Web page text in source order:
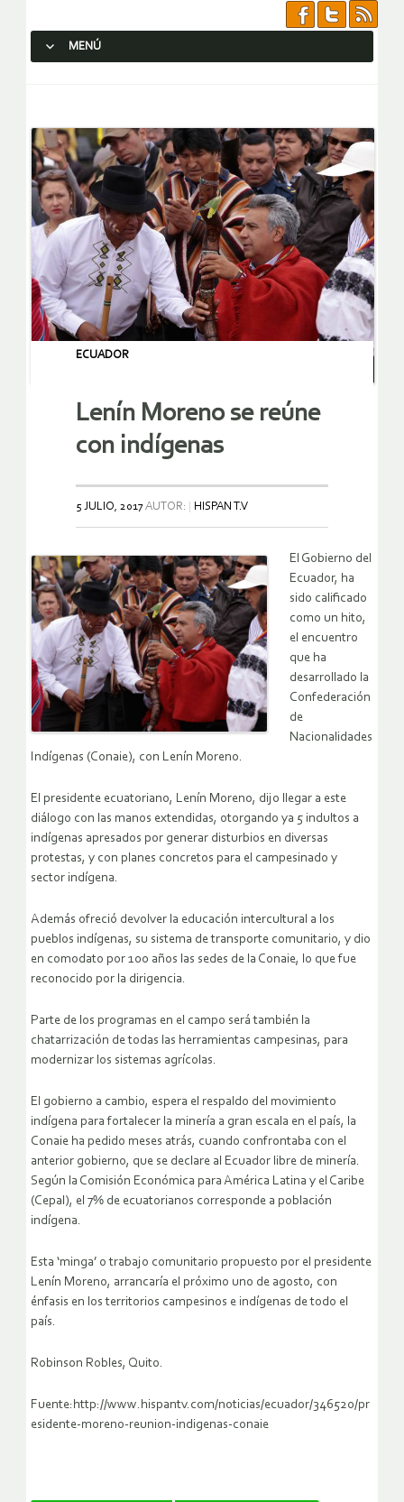
MENÚ
ECUADOR
Lenín Moreno se reúne
con indígenas
5 JULIO, 2017AUTOR: HISPAN T.V
El Gobierno del
Ecuador, ha
sido calificado
como un hito,
el encuentro
que ha
desarrollado la
Confederación
de
Nacionalidades
Indígenas (Conaie), con Lenín Moreno.
El presidente ecuatoriano, Lenín Moreno, dijo llegar a este
diálogo con las manos extendidas, otorgando ya 5 indultos a
indígenas apresados por generar disturbios en diversas
protestas, y con planes concretos para el campesinado y
sector indígena.
Además ofreció devolver la educación intercultural a los
pueblos indígenas, su sistema de transporte comunitario, y dio
en comodato por 100 años las sedes de la Conaie, lo que fue
reconocido por la dirigencia.
Parte de los programas en el campo será también la
chatarrización de todas las herramientas campesinas, para
modernizar los sistemas agrícolas.
El gobierno a cambio, espera el respaldo del movimiento
indígena para fortalecer la minería a gran escala en el país, la
Conaie ha pedido meses atrás, cuando confrontaba con el
anterior gobierno, que se declare al Ecuador libre de minería.
Según la Comisión Económica para América Latina y el Caribe
(Cepal), el 7% de ecuatorianos corresponde a población
indígena.
Esta ‘minga’ o trabajo comunitario propuesto por el presidente
Lenín Moreno, arrancaría el próximo uno de agosto, con
énfasis en los territorios campesinos e indígenas de todo el
país.
Robinson Robles, Quito.
Fuente:http://www.hispantv.com/noticias/ecuador/346520/pr
esidente-moreno-reunion-indigenas-conaie